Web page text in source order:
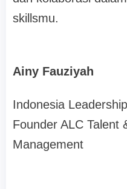
skillsmu.
Ainy Fauziyah
Indonesia
Founder ALC Talent
Management